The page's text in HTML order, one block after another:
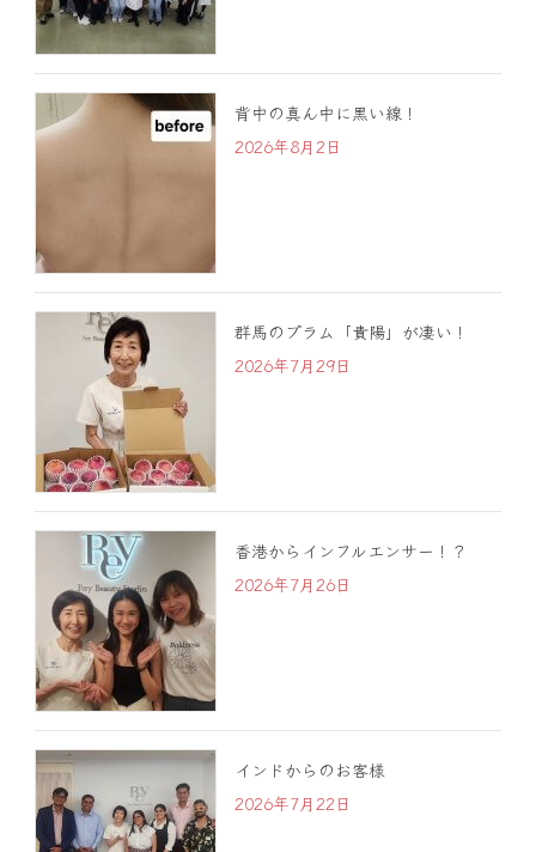
背中の真ん中に黒い線！
2026年8月2日
群馬のプラム「貴陽」が凄い！
2026年7月29日
香港からインフルエンサー！？
2026年7月26日
インドからのお客様
2026年7月22日